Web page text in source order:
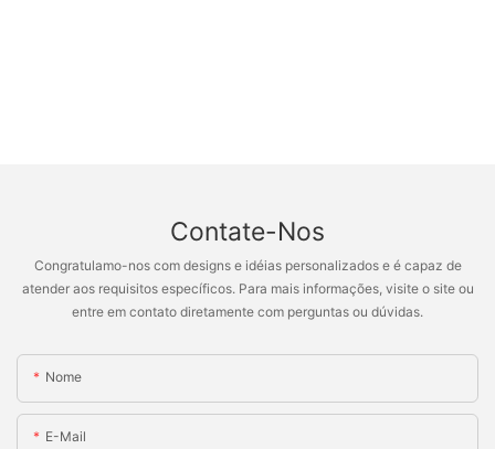
Contate-Nos
Congratulamo-nos com designs e idéias personalizados e é capaz de
atender aos requisitos específicos. Para mais informações, visite o site ou
entre em contato diretamente com perguntas ou dúvidas.
Nome
E-Mail